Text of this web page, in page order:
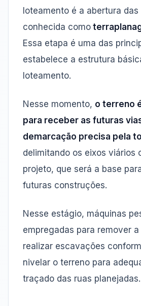
loteamento é a abertura
conhecida como
Essa etapa é uma das
estabelece a estrutura
loteamento.
Nesse momento, o terreno
para receber as futuras
demarcação precisa pela
delimitando os eixos viários
projeto, que será a base
futuras construções.
Nesse estágio, máquinas
empregadas para remover
realizar escavações
nivelar o terreno para
traçado das ruas planejadas.